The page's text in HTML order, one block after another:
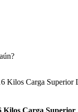
Carga Superior